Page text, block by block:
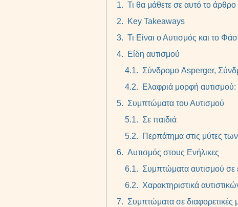
Τι θα μάθετε σε αυτό το άρθρο
Key Takeaways
Τι Είναι ο Αυτισμός και το
Είδη αυτισμού
Σύνδρομο Asperger,
Ελαφριά μορφή αυτισμού:
Συμπτώματα του Αυτισμού
Σε παιδιά
Περπάτημα στις μύτες
Αυτισμός στους Ενήλικες
Συμπτώματα αυτισμού σε
Χαρακτηριστικά
Συμπτώματα σε διαφορετικές